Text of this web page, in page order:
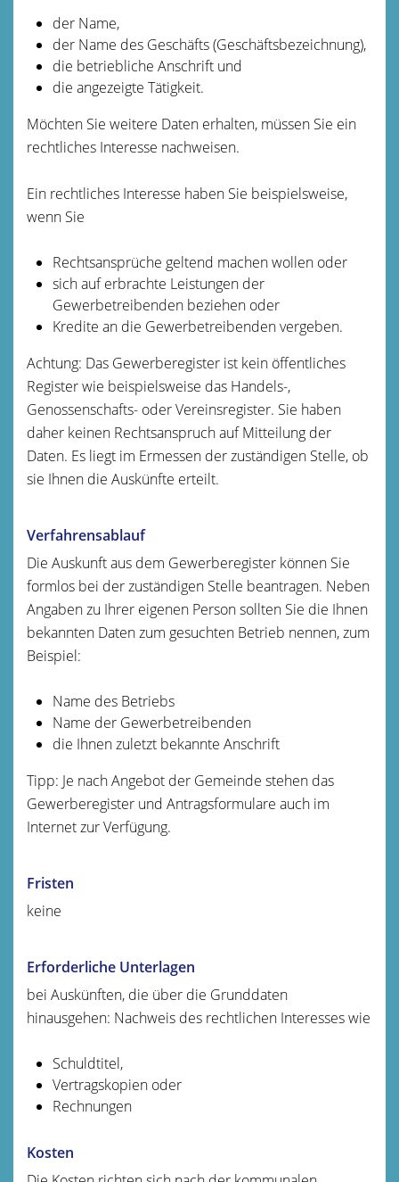
der Name,
der Name des Geschäfts (Geschäftsbezeichnung),
die betriebliche Anschrift und
die angezeigte Tätigkeit.
Möchten Sie weitere Daten erhalten, müssen Sie ein
rechtliches Interesse nachweisen.
Ein rechtliches Interesse haben Sie beispielsweise,
wenn Sie
Rechtsansprüche geltend machen wollen oder
sich auf erbrachte Leistungen der
Gewerbetreibenden beziehen oder
Kredite an die Gewerbetreibenden vergeben.
Achtung: Das Gewerberegister ist kein öffentliches
Register wie beispielsweise das Handels-,
Genossenschafts- oder Vereinsregister. Sie haben
daher keinen Rechtsanspruch auf Mitteilung der
Daten. Es liegt im Ermessen der zuständigen Stelle, ob
sie Ihnen die Auskünfte erteilt.
Verfahrensablauf
Die Auskunft aus dem Gewerberegister können Sie
formlos bei der zuständigen Stelle beantragen. Neben
Angaben zu Ihrer eigenen Person sollten Sie die Ihnen
bekannten Daten zum gesuchten Betrieb nennen, zum
Beispiel:
Name des Betriebs
Name der Gewerbetreibenden
die Ihnen zuletzt bekannte Anschrift
Tipp: Je nach Angebot der Gemeinde stehen das
Gewerberegister und Antragsformulare auch im
Internet zur Verfügung.
Fristen
keine
Erforderliche Unterlagen
bei Auskünften, die über die Grunddaten
hinausgehen: Nachweis des rechtlichen Interesses wie
Schuldtitel,
Vertragskopien oder
Rechnungen
Kosten